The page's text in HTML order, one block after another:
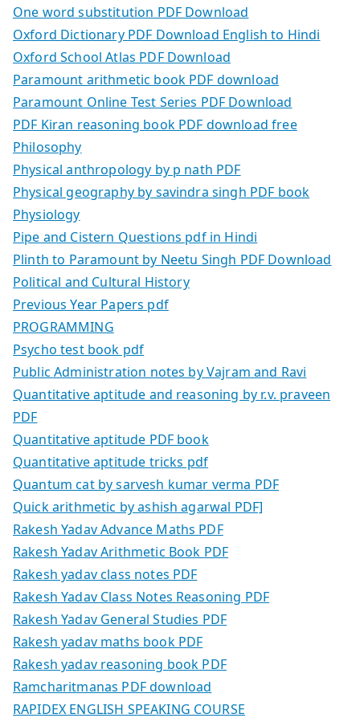
One word substitution PDF Download
Oxford Dictionary PDF Download English to Hindi
Oxford School Atlas PDF Download
Paramount arithmetic book PDF download
Paramount Online Test Series PDF Download
PDF Kiran reasoning book PDF download free
Philosophy
Physical anthropology by p nath PDF
Physical geography by savindra singh PDF book
Physiology
Pipe and Cistern Questions pdf in Hindi
Plinth to Paramount by Neetu Singh PDF Download
Political and Cultural History
Previous Year Papers pdf
PROGRAMMING
Psycho test book pdf
Public Administration notes by Vajram and Ravi
Quantitative aptitude and reasoning by r.v. praveen
PDF
Quantitative aptitude PDF book
Quantitative aptitude tricks pdf
Quantum cat by sarvesh kumar verma PDF
Quick arithmetic by ashish agarwal PDF]
Rakesh Yadav Advance Maths PDF
Rakesh Yadav Arithmetic Book PDF
Rakesh yadav class notes PDF
Rakesh Yadav Class Notes Reasoning PDF
Rakesh Yadav General Studies PDF
Rakesh yadav maths book PDF
Rakesh yadav reasoning book PDF
Ramcharitmanas PDF download
RAPIDEX ENGLISH SPEAKING COURSE